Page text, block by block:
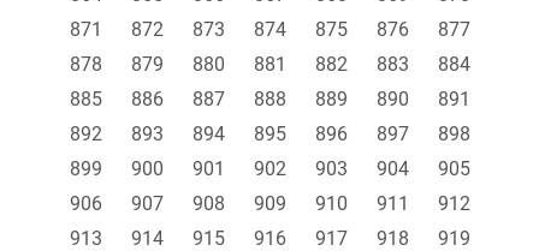
871
872 873 874 875 876
877
878
879 880 881 882 883
884
885
886 887 888 889 890
891
892
893 894 895 896 897
898
899
900 901 902 903 904
905
906
907 908 909 910 911
912
913
914 915 916 917 918
919